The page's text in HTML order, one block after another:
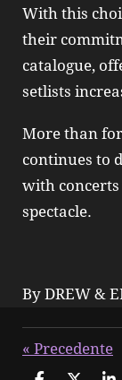
With this
their
catalogue,
setlists
More than
continues to
with concerts
spectacle.
By DREW &
« Precedente